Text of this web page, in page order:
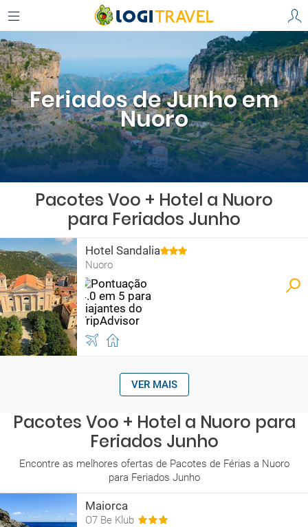
Feriados de Junho em
Nuoro
Pacotes Voo + Hotel a Nuoro
para Feriados Junho
Hotel Sandalia
Nuoro
VER MAIS
Pacotes Voo + Hotel a Nuoro para
Feriados Junho
Encontre as melhores ofertas de Pacotes de Férias a Nuoro
para Feriados Junho
Maiorca
O7 Be Klub